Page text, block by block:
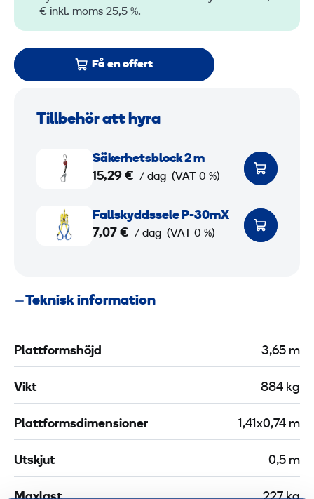
€ inkl. moms 25,5 %.
Få en offert
Tillbehör att hyra
t
s
o
k
m
Säkerhetsblock 2 m
15,29 € / dag (VAT 0 %)
s
k
d
s
e
P
-
Fallskyddssele P-30mX
7,07 € / dag (VAT 0 %)
Teknisk information
Plattformshöjd 3,65 m
Vikt 884 kg
Plattformsdimensioner 1,41x0,74 m
Utskjut 0,5 m